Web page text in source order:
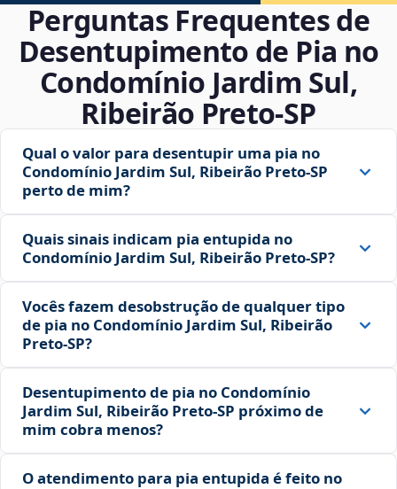
Perguntas Frequentes de
Desentupimento de Pia no
Condomínio Jardim Sul,
Ribeirão Preto‑SP
Qual o valor para desentupir uma pia no
Condomínio Jardim Sul, Ribeirão Preto‑SP
perto de mim?
Quais sinais indicam pia entupida no
Condomínio Jardim Sul, Ribeirão Preto‑SP?
Vocês fazem desobstrução de qualquer tipo
de pia no Condomínio Jardim Sul, Ribeirão
Preto‑SP?
Desentupimento de pia no Condomínio
Jardim Sul, Ribeirão Preto‑SP próximo de
mim cobra menos?
O atendimento para pia entupida é feito no